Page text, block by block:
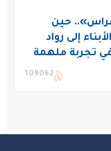
حين
إلى رواد
تجربة ملهمة
غراس الصيفي109062